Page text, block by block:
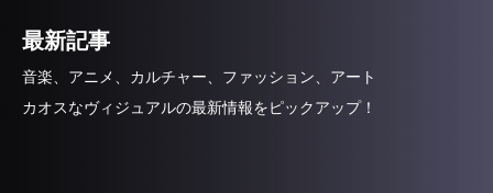
最新記事
音楽、アニメ、カルチャー、ファッション、アート
カオスなヴィジュアルの最新情報をピックアップ！